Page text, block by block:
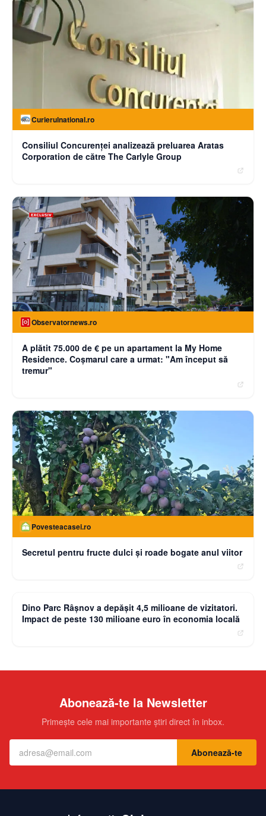
Curierulnational.ro
Consiliul Concurenței analizează preluarea Aratas
Corporation de către The Carlyle Group
Observatornews.ro
A plătit 75.000 de € pe un apartament la My Home
Residence. Coşmarul care a urmat: "Am început să
tremur"
Povesteacasei.ro
Secretul pentru fructe dulci și roade bogate anul viitor
Dino Parc Râșnov a depășit 4,5 milioane de vizitatori.
Impact de peste 130 milioane euro în economia locală
Abonează-te la Newsletter
Primește cele mai importante știri direct în inbox.
Abonează-te